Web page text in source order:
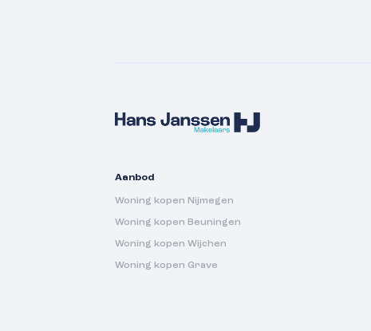
Aanbod
Woning kopen Nijmegen
Woning kopen Beuningen
Woning kopen Wijchen
Woning kopen Grave